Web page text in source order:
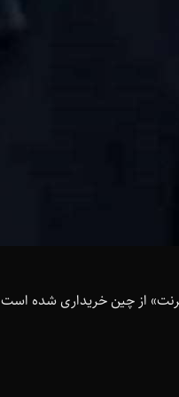
از چین خریداری شده است